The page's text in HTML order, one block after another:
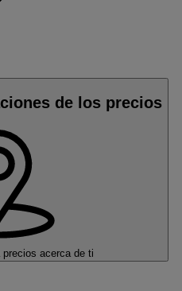
de los precios
precios acerca de ti